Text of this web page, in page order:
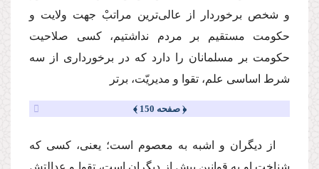
و شخص برخوردار از عالى‌ترین مراتبْ جهت ولایت و
حكومت مستقیم بر مردم نداشتیم، كسى صلاحیت
حكومت بر مسلمانان را دارد كه در برخوردارى از سه
شرط اساسى علم، تقوا و مدیریّت، برتر
﴿ صفحه 150 ﴾
از دیگران و اشبه به معصوم است؛ یعنى، كسى كه
شناخت او به قوانین بیش از دیگران است، تقوا و عدالتش